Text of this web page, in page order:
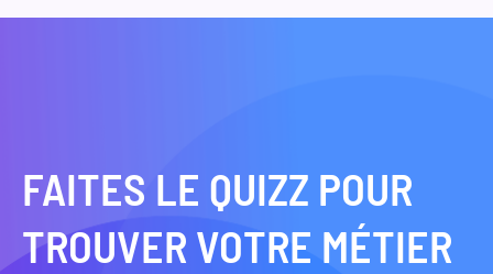
FAITES LE QUIZZ POUR
TROUVER VOTRE MÉTIER